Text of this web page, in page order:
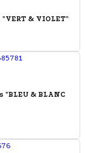
& VIOLET"
& BLANC